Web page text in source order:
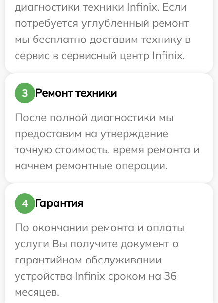
диагностики техники Infinix. Если
потребуется углубленный ремонт
мы бесплатно доставим технику в
сервис в сервисный центр Infinix.
3
Ремонт техники
После полной диагностики мы
предоставим на утверждение
точную стоимость, время ремонта и
начнем ремонтные операции.
4
Гарантия
По окончании ремонта и оплаты
услуги Вы получите документ о
гарантийном обслуживании
устройства Infinix сроком на 36
месяцев.